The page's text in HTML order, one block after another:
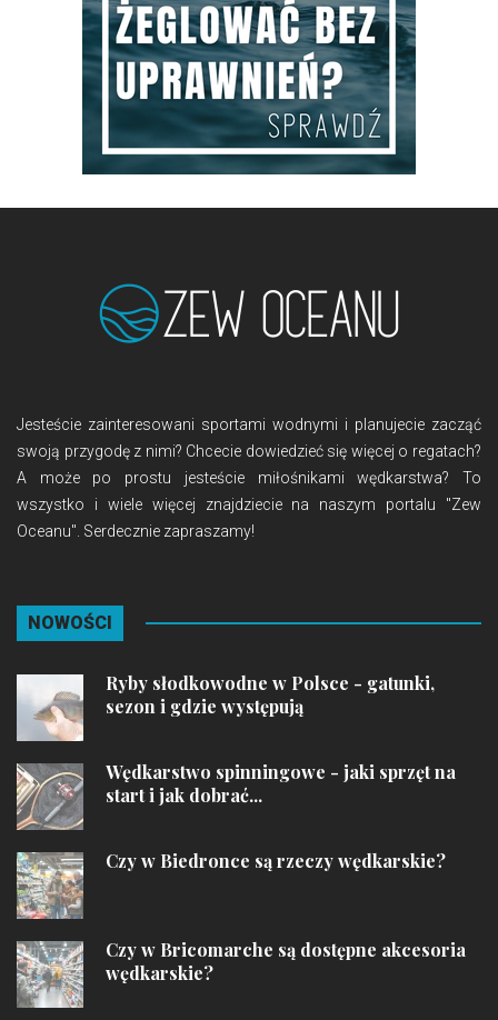
Jesteście zainteresowani sportami wodnymi i planujecie zacząć
swoją przygodę z nimi? Chcecie dowiedzieć się więcej o regatach?
A może po prostu jesteście miłośnikami wędkarstwa? To
wszystko i wiele więcej znajdziecie na naszym portalu "Zew
Oceanu". Serdecznie zapraszamy!
NOWOŚCI
Ryby słodkowodne w Polsce - gatunki,
sezon i gdzie występują
Wędkarstwo spinningowe - jaki sprzęt na
start i jak dobrać...
Czy w Biedronce są rzeczy wędkarskie?
Czy w Bricomarche są dostępne akcesoria
wędkarskie?